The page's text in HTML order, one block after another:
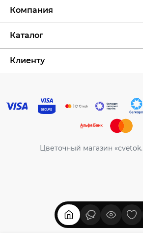
Компания
Каталог
Клиенту
Цветочный магазин